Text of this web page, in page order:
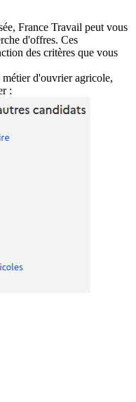
France Travail peut vous
d'offres. Ces
des critères que vous
d'ouvrier agricole,
: